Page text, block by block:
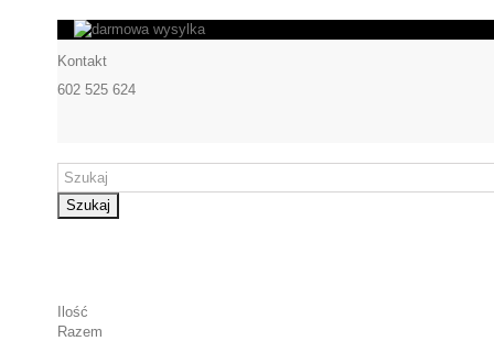
Kontakt
602 525 624
Szukaj
Ilość
Razem